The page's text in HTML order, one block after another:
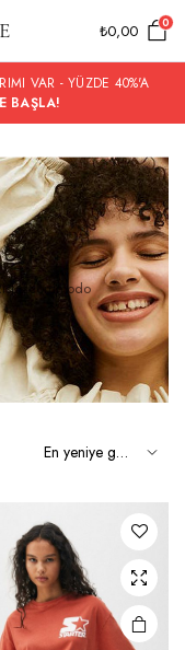
₺0,00 0
VAR - YÜZDE 40%'A
BAŞLA!
commodo